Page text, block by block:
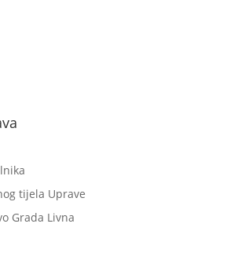
tijela Uprave
Grada Livna